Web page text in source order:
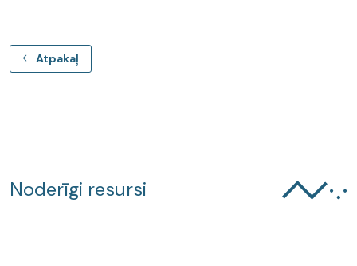
Atpakaļ
Noderīgi resursi